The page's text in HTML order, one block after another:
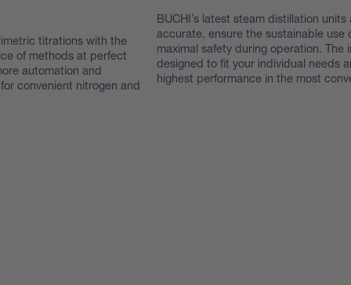
titrations with the
of methods at perfect
automation and
convenient nitrogen and
BUCHI’s latest steam distillation units
accurate, ensure the sustainable use
maximal safety during operation. The
designed to fit your individual needs
highest performance in the most